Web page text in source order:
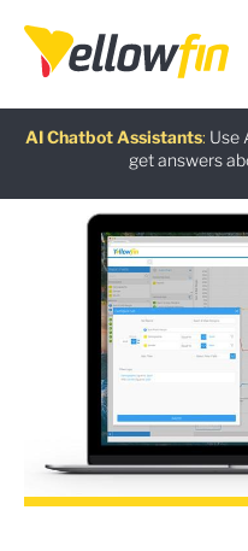
On-demand Webinar:
Latest release
Free guide:
AI Chatbot Assistants: Use
get answers